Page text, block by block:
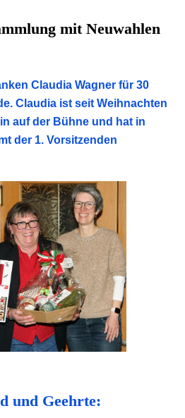
mit Neuwahlen
Claudia Wagner für 30
Claudia ist seit Weihnachten
auf der Bühne und hat in
der 1. Vorsitzenden
und Geehrte: